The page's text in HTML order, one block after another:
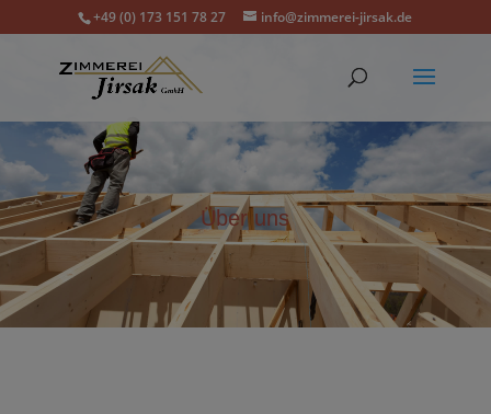
+49 (0) 173 151 78 27 info@zimmerei-jirsak.de
Über uns